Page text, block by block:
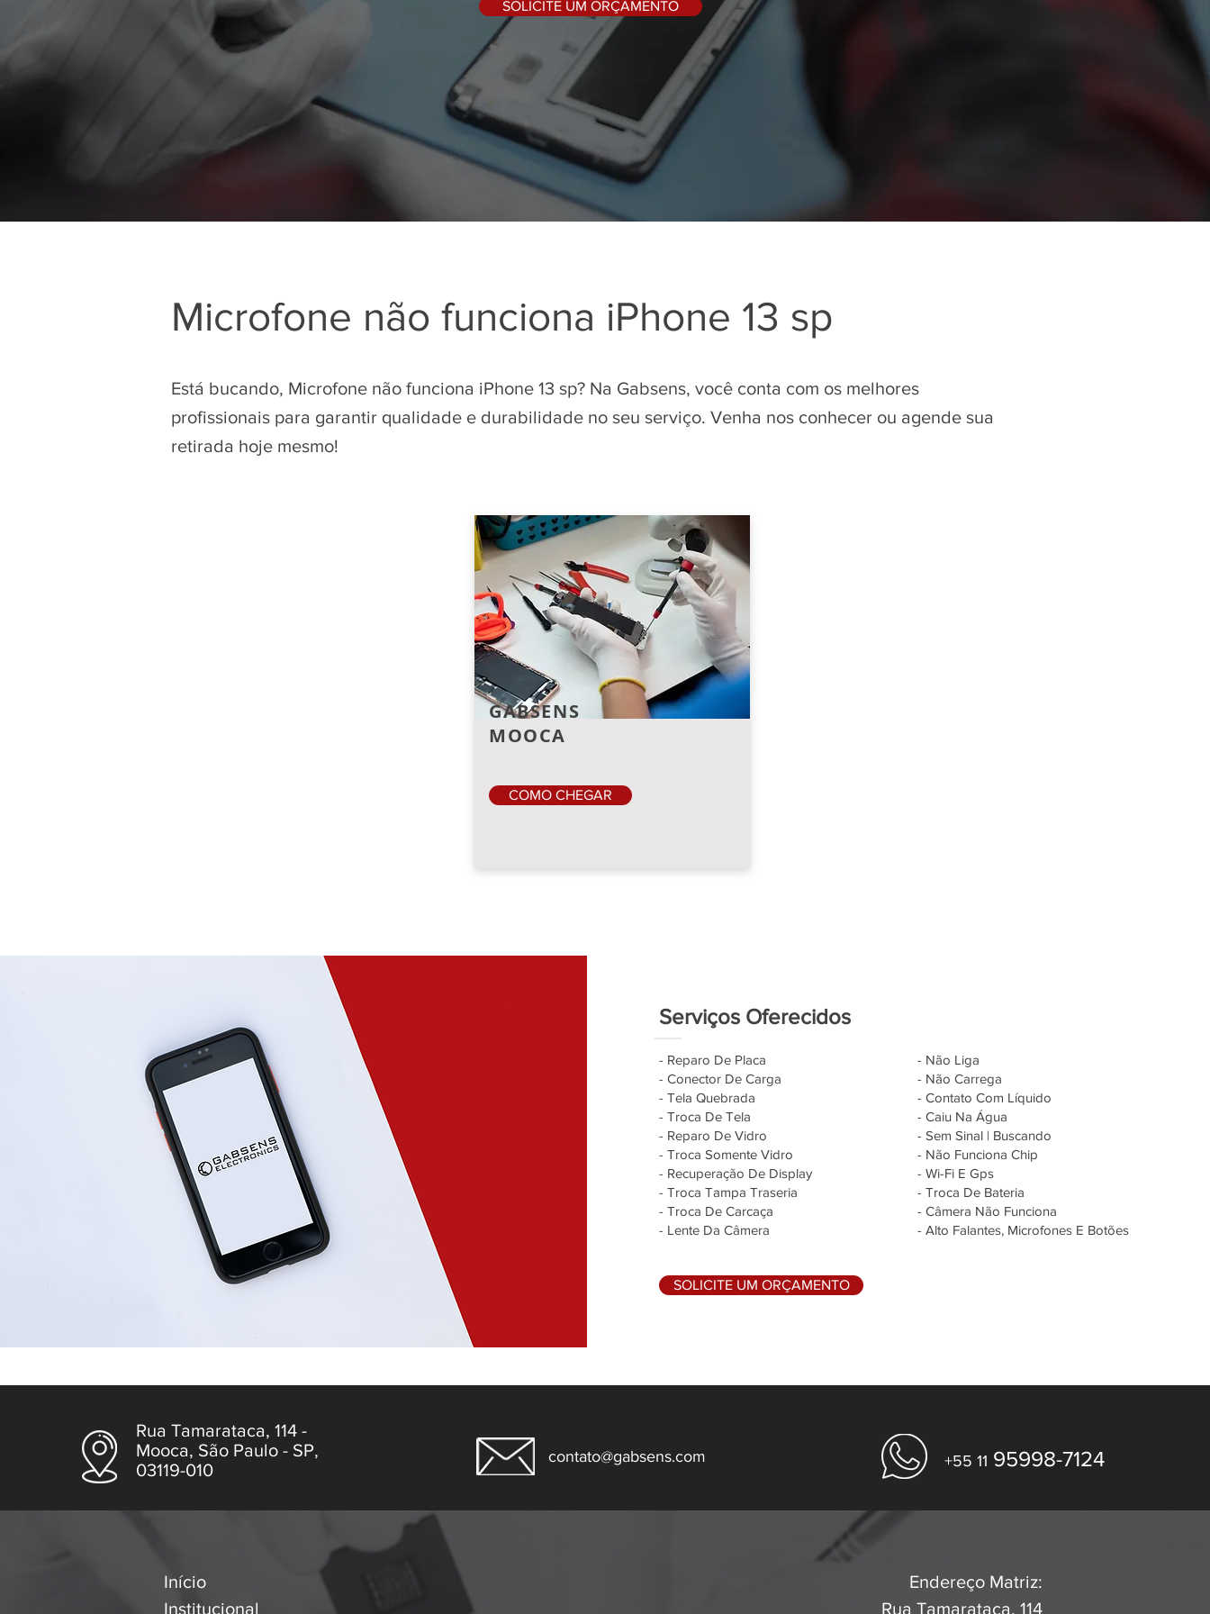
SOLICITE UM ORÇAMENTO
Microfone não funciona iPhone 13 sp
Está bucando, Microfone não funciona iPhone 13 sp? Na Gabsens, você conta com os melhores
profissionais para garantir qualidade e durabilidade no seu serviço. Venha nos conhecer ou agende sua
retirada hoje mesmo!
GABSENS
MOOCA
COMO CHEGAR
Serviços Oferecidos
- Reparo De Placa
- Conector De Carga
- Tela Quebrada
- Troca De Tela
- Reparo De Vidro
- Troca Somente Vidro
- Recuperação De Display
- Troca Tampa Traseria
- Troca De Carcaça
- Lente Da Câmera
- Não Liga
- Não Carrega
- Contato Com Líquido
- Caiu Na Água
- Sem Sinal | Buscando
- Não Funciona Chip
- Wi-Fi E Gps
- Troca De Bateria
- Câmera Não Funciona
- Alto Falantes, Microfones E Botões
SOLICITE UM ORÇAMENTO
Rua Tamarataca, 114 -
Mooca, São Paulo - SP,
03119-010
contato@gabsens.com +55 11 95998-7124
Início
Institucional
Endereço Matriz:
Rua Tamarataca, 114